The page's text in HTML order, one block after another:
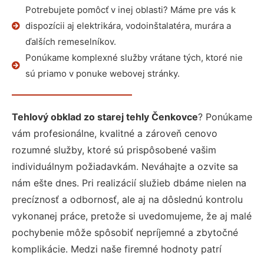
Potrebujete pomôcť v inej oblasti? Máme pre vás k
dispozícii aj elektrikára, vodoinštalatéra, murára a
ďalších remeselníkov.
Ponúkame komplexné služby vrátane tých, ktoré nie
sú priamo v ponuke webovej stránky.
Tehlový obklad zo starej tehly Čenkovce? Ponúkame
vám profesionálne, kvalitné a zároveň cenovo
rozumné služby, ktoré sú prispôsobené vašim
individuálnym požiadavkám. Neváhajte a ozvite sa
nám ešte dnes. Pri realizácií služieb dbáme nielen na
precíznosť a odbornosť, ale aj na dôslednú kontrolu
vykonanej práce, pretože si uvedomujeme, že aj malé
pochybenie môže spôsobiť nepríjemné a zbytočné
komplikácie. Medzi naše firemné hodnoty patrí